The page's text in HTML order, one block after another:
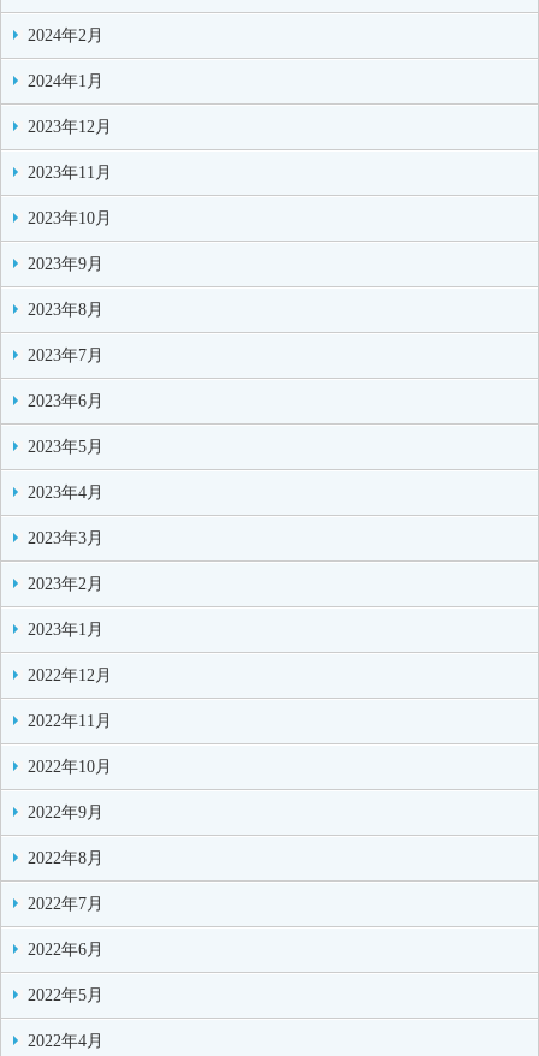
2024年2月
2024年1月
2023年12月
2023年11月
2023年10月
2023年9月
2023年8月
2023年7月
2023年6月
2023年5月
2023年4月
2023年3月
2023年2月
2023年1月
2022年12月
2022年11月
2022年10月
2022年9月
2022年8月
2022年7月
2022年6月
2022年5月
2022年4月